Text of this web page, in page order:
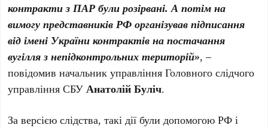
контракти з ПАР були розірвані. А потім на
вимогу представників РФ організував підписання
від імені України контрактів на постачання
вугілля з непідконтрольних територій», –
повідомив начальник управління Головного слідчого
управління СБУАнатолій Буліч.
За версією слідства, такі дії були допомогою РФ і